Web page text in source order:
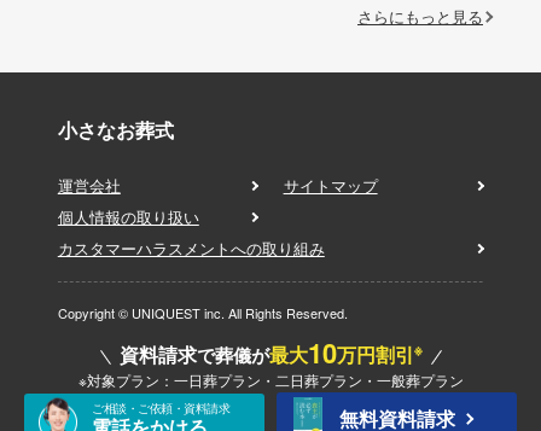
さらにもっと見る
小さなお葬式
運営会社
サイトマップ
個人情報の取り扱い
カスタマーハラスメントへの取り組み
Copyright © UNIQUEST inc. All Rights Reserved.
資料請求で葬儀が最大10万円割引※
※対象プラン：一日葬プラン・二日葬プラン・一般葬プラン
ご相談・ご依頼・資料請求 無料資料請求